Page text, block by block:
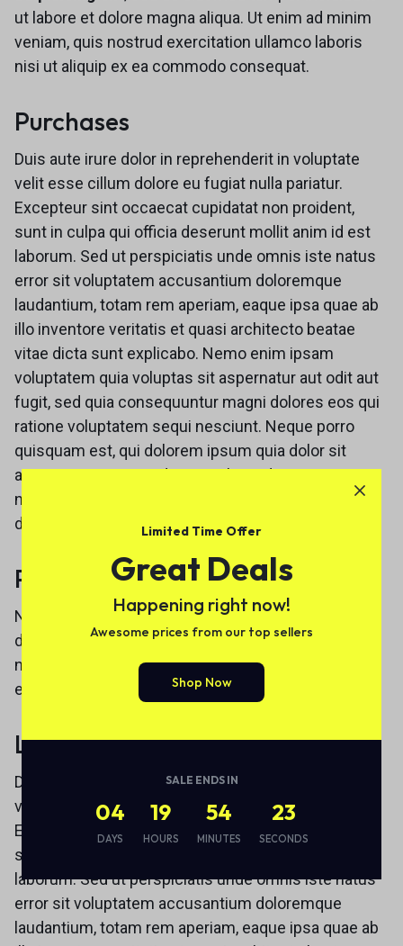
ut labore et dolore magna aliqua. Ut enim ad minim
veniam, quis nostrud exercitation ullamco laboris
nisi ut aliquip ex ea commodo consequat.
Purchases
Duis aute irure dolor in reprehenderit in voluptate
velit esse cillum dolore eu fugiat nulla pariatur.
Excepteur sint occaecat cupidatat non proident,
sunt in culpa qui officia deserunt mollit anim id est
laborum. Sed ut perspiciatis unde omnis iste natus
error sit voluptatem accusantium doloremque
laudantium, totam rem aperiam, eaque ipsa quae ab
illo inventore veritatis et quasi architecto beatae
vitae dicta sunt explicabo. Nemo enim ipsam
voluptatem quia voluptas sit aspernatur aut odit aut
fugit, sed quia consequuntur magni dolores eos qui
ratione voluptatem sequi nesciunt. Neque porro
quisquam est, qui dolorem ipsum quia dolor sit
amet, consectetur, adipisci velit, sed quia non
numquam eius modi tempora incidunt ut labore et
dolore magnam aliquam quaerat voluptatem.
Payment and Renewal
Neque porro quisquam est, qui dolorem ipsum quia
dolor sit amet, consectetur, adipisci velit, sed quia
non numquam eius modi tempora incidunt ut labore
et dolore magnam aliquam quaerat voluptatem.
Liability
Duis aute irure dolor in reprehenderit in voluptate
velit esse cillum dolore eu fugiat nulla pariatur.
Excepteur sint occaecat cupidatat non proident,
sunt in culpa qui officia deserunt mollit anim id est
laborum. Sed ut perspiciatis unde omnis iste natus
error sit voluptatem accusantium doloremque
laudantium, totam rem aperiam, eaque ipsa quae ab
Limited Time Offer
Great Deals
Happening right now!
Awesome prices from our top sellers
Shop Now
SALE ENDS IN
04
DAYS
19
HOURS
54
MINUTES
22
SECONDS